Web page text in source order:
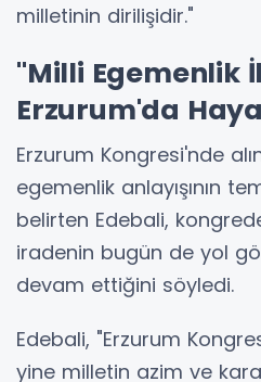
milletinin dirilişidir."
"Milli Egemenlik
Erzurum'da
Erzurum Kongresi'nde
egemenlik anlayışının
belirten Edebali,
iradenin bugün de yol
devam ettiğini söyledi.
Edebali, "Erzurum
yine milletin azim ve